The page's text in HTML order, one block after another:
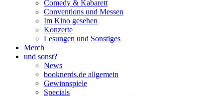
Comedy & Kabarett
Conventions und Messen
Im Kino gesehen
Konzerte
Lesungen und Sonstiges
Merch
und sonst?
News
booknerds.de allgemein
Gewinnspiele
Specials